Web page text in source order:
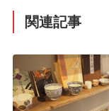
関連記事